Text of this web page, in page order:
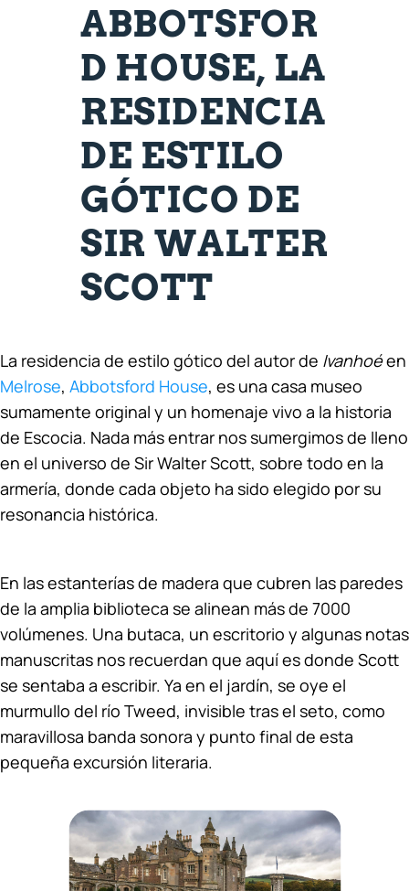
ABBOTSFOR
D HOUSE, LA
RESIDENCIA
DE ESTILO
GÓTICO DE
SIR WALTER
SCOTT
La residencia de estilo gótico del autor de Ivanhoéen
Melrose, Abbotsford House, es una casa museo
sumamente original y un homenaje vivo a la historia
de Escocia. Nada más entrar nos sumergimos de lleno
en el universo de Sir Walter Scott, sobre todo en la
armería, donde cada objeto ha sido elegido por su
resonancia histórica.
En las estanterías de madera que cubren las paredes
de la amplia biblioteca se alinean más de 7000
volúmenes. Una butaca, un escritorio y algunas notas
manuscritas nos recuerdan que aquí es donde Scott
se sentaba a escribir. Ya en el jardín, se oye el
murmullo del río Tweed, invisible tras el seto, como
maravillosa banda sonora y punto final de esta
pequeña excursión literaria.